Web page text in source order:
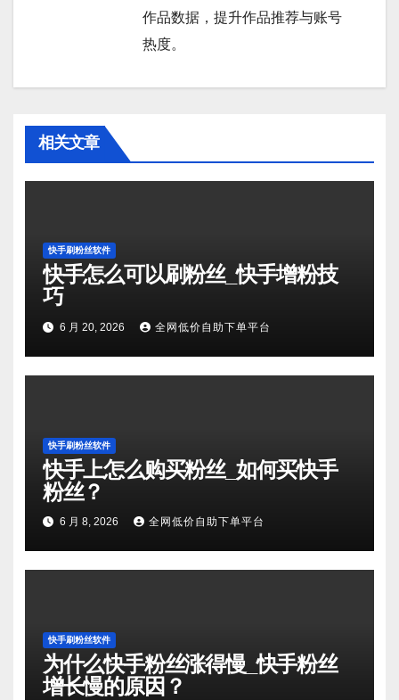
作品数据，提升作品推荐与账号
热度。
相关文章
快手刷粉丝软件
快手怎么可以刷粉丝_快手增粉技
巧
6 月 20, 2026 全网低价自助下单平台
快手刷粉丝软件
快手上怎么购买粉丝_如何买快手
粉丝？
6 月 8, 2026 全网低价自助下单平台
快手刷粉丝软件
为什么快手粉丝涨得慢_快手粉丝
增长慢的原因？